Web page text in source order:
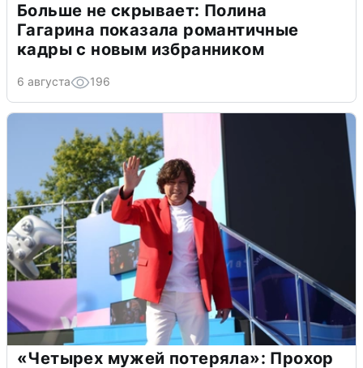
Больше не скрывает: Полина
Гагарина показала романтичные
кадры с новым избранником
6 августа 196
«Четырех мужей потеряла»: Прохор